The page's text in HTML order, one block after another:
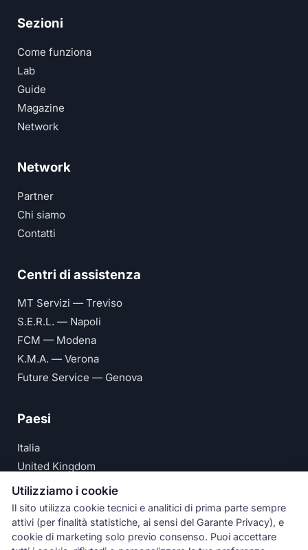
Sezioni
Come funziona
Lab
Guide
Magazine
Network
Network
Partner
Chi siamo
Contatti
Centri di assistenza
MT Servizi — Treviso
S.E.R.L. — Napoli
FCM — Modena
K.M.A. — Verona
Future Service — Genova
Paesi
Italia
United Kingdom
Deutschland
España
© Numeri Primi Srl — P.IVA IT11621120960 ·Privacy e
Utilizziamo i cookie
Il sito utilizza cookie tecnici e analitici di prima parte sempre
attivi (per finalità statistiche, ai sensi del Garante Privacy), e
cookie di marketing solo previo consenso. Puoi accettare